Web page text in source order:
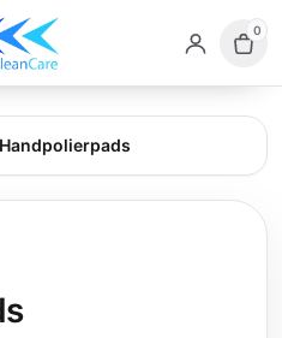
0
Handpolierpads